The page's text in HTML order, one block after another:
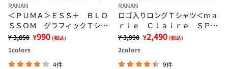
RANAN
＜ＰＵＭＡ＞ＥＳＳ＋ ＢＬＯ
ＳＳＯＭ グラフィックＴシャ
ツ
¥ 3,850 ¥990 (税込)
1colors
4件
RANAN
ロゴ入りロングＴシャツ＜ｍａ
ｒｉｅ Ｃｌａｉｒｅ ＳＰＯ
ＲＴ＞
¥ 3,990 ¥2,490 (税込)
2colors
9件